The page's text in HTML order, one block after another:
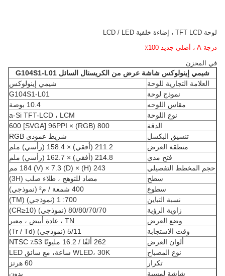
لوحة TFT LCD ، إضاءة خلفية LCD / LED
درجة A ، أصلي جديد 100٪
في المخزن
شيمي إينولوكس شاشة عرض من الكريستال السائل
العلامة التجارية للوحة
شيمي إينولوكس
نموذج لوحة
G104S1-L01
مقاس اللوحه
10.4 بوصة
نوع اللوحة
a-Si TFT-LCD ، LCM
الدقة
800 (RGB) × 600 [SVGA] 96PPI
تنسيق البكسل
شريط عمودي RGB
منطقة العرض
211.2 (أفقي) × 158.4 (رأسي) ملم
فتح مدي
214.8 (أفقي) × 162.7 (رأسي) ملم
حجم المخطط التفصيلي
243 (H) × 184 (V) × 7.3 (D) مم
سطح
مضاد للتوهج ، طلاء صلب (3H)
سطوع
400 شمعة / م² (نموذجي)
نسبة التباين
700: 1 (نموذجي) (TM)
زاوية الرؤية
80/80/70/70 (نموذجي) (CR≥10)
وضع العرض
TN ، عادة أبيض ، معبر
وقت الاستجابة
5/11 (نموذجي) (Tr / Td)
ألوان العرض
262 ألفًا / 16.2 مليونًا 53٪ NTSC
نوع المصباح
WLED، 30K ساعة، مع سائق LED
تكرار
60 هرتز
شاشة لمسية
بدون